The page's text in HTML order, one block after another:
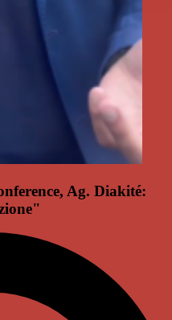
Ag. Diakité: